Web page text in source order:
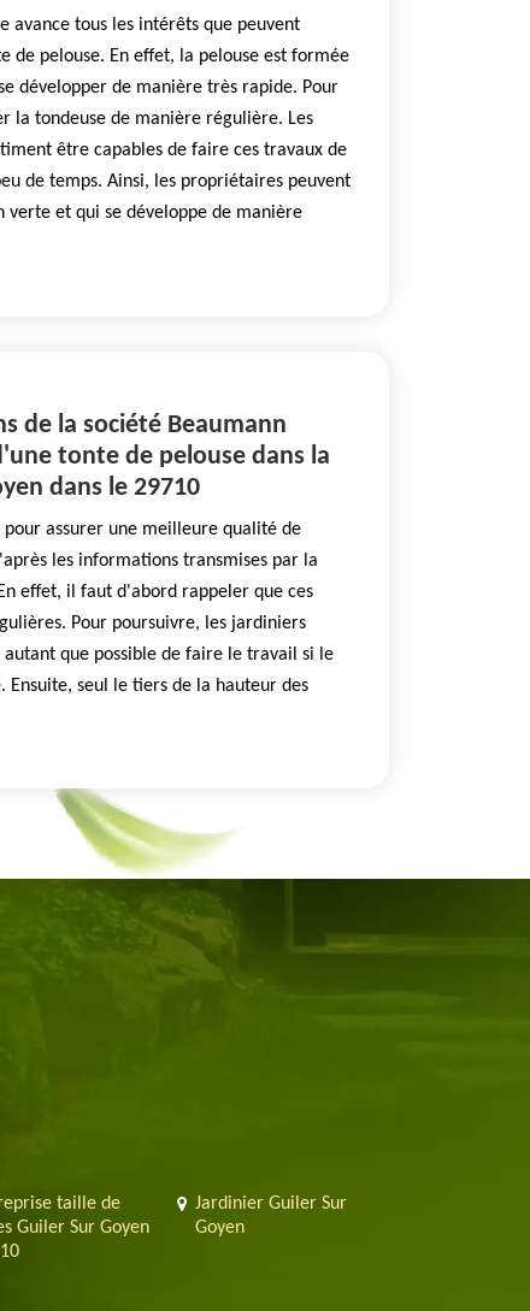
avance tous les intérêts que peuvent
de pelouse. En effet, la pelouse est formée
développer de manière très rapide. Pour
la tondeuse de manière régulière. Les
être capables de faire ces travaux de
de temps. Ainsi, les propriétaires peuvent
verte et qui se développe de manière
de la société Beaumann
tonte de pelouse dans la
dans le 29710
pour assurer une meilleure qualité de
les informations transmises par la
effet, il faut d'abord rappeler que ces
Pour poursuivre, les jardiniers
que possible de faire le travail si le
Ensuite, seul le tiers de la hauteur des
taille de
Guiler Sur Goyen
Jardinier Guiler Sur
Goyen